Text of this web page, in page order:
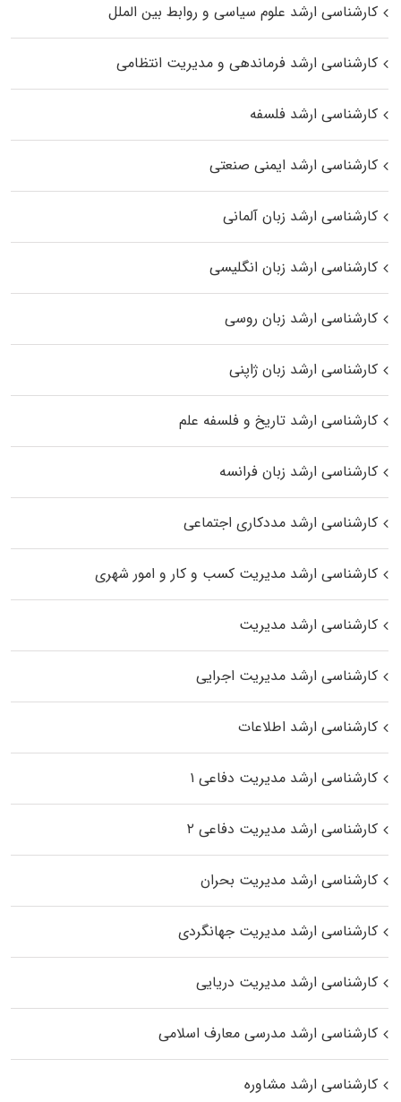
کارشناسی ارشد علوم سیاسی و روابط بین الملل
کارشناسی ارشد فرماندهی و مدیریت انتظامی
کارشناسی ارشد فلسفه
کارشناسی ارشد ایمنی صنعتی
کارشناسی ارشد زبان آلمانی
کارشناسی ارشد زبان انگلیسی
کارشناسی ارشد زبان روسی
کارشناسی ارشد زبان ژاپنی
کارشناسی ارشد تاریخ و فلسفه علم
کارشناسی ارشد زبان فرانسه
کارشناسی ارشد مددکاری اجتماعی
کارشناسی ارشد مدیریت کسب و کار و امور شهری
کارشناسی ارشد مدیریت
کارشناسی ارشد مدیریت اجرایی
کارشناسی ارشد اطلاعات
کارشناسی ارشد مدیریت دفاعی ۱
کارشناسی ارشد مدیریت دفاعی ۲
کارشناسی ارشد مدیریت بحران
کارشناسی ارشد مدیریت جهانگردی
کارشناسی ارشد مدیریت دریایی
کارشناسی ارشد مدرسی معارف اسلامی
کارشناسی ارشد مشاوره